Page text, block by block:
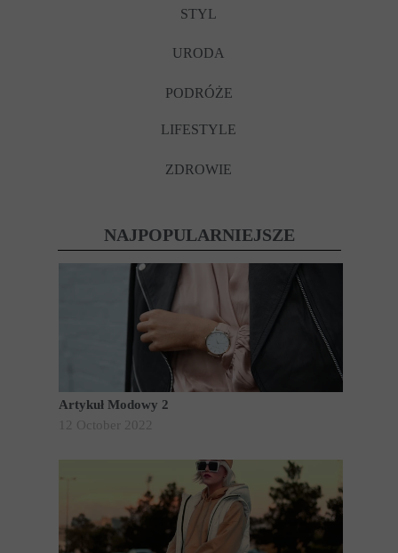
STYL
URODA
PODRÓŻE
LIFESTYLE
ZDROWIE
Artykuł Modowy 2
12 October 2022
NAJPOPULARNIEJSZE